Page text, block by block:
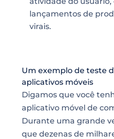
lançamentos de
virais.
Um exemplo de teste
aplicativos móveis
Digamos que você
aplicativo móvel de
Durante uma grande
que dezenas de